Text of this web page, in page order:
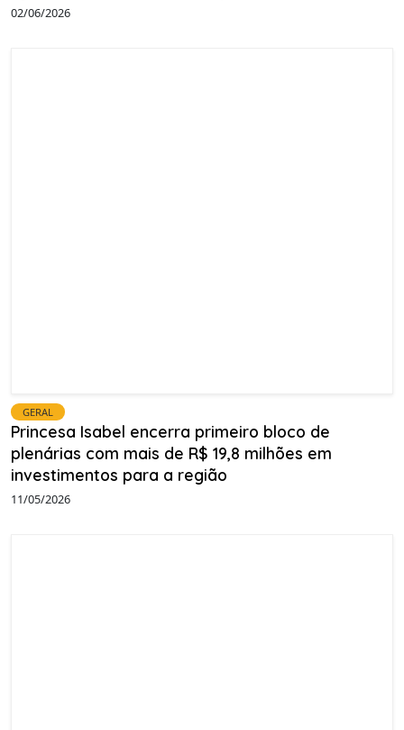
02/06/2026
GERAL
Princesa Isabel encerra primeiro bloco de
plenárias com mais de R$ 19,8 milhões em
investimentos para a região
11/05/2026